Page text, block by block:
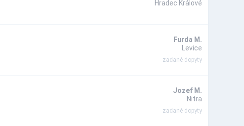
Hradec Králové
Furda M.
Levice
zadané dopyty
Jozef M.
Nitra
zadané dopyty